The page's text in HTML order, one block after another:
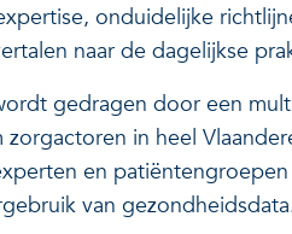
onduidelijke
naar de dagelijkse
gedragen door een
zorgactoren in heel
en
van